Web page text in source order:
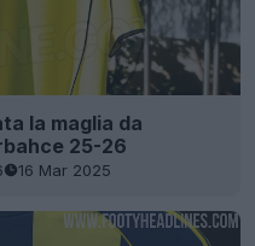
la maglia da
25-26
16 Mar 2025